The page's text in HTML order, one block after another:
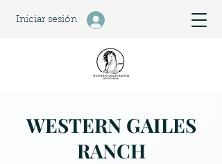
Iniciar sesión
WESTERN GAILES
RANCH